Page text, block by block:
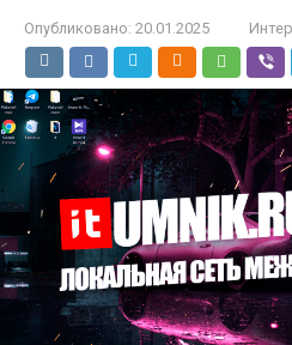
Опубликовано: 20.01.2025